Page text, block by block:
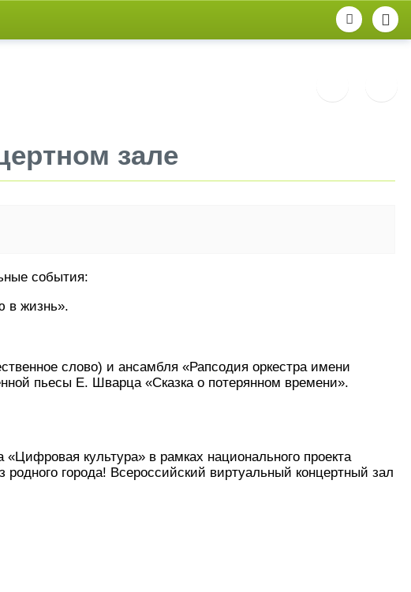
зале
события:
в жизнь».
слово) и ансамбля «Рапсодия оркестра имени
пьесы Е. Шварца «Сказка о потерянном времени».
культура» в рамках национального проекта
города! Всероссийский виртуальный концертный зал